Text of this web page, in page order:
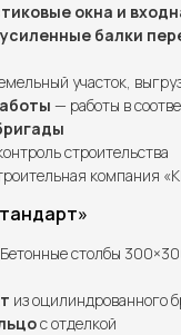
окна и
балки
участок,
— работы в
строительства
компания
столбы
из оцилиндрованного
с отделкой